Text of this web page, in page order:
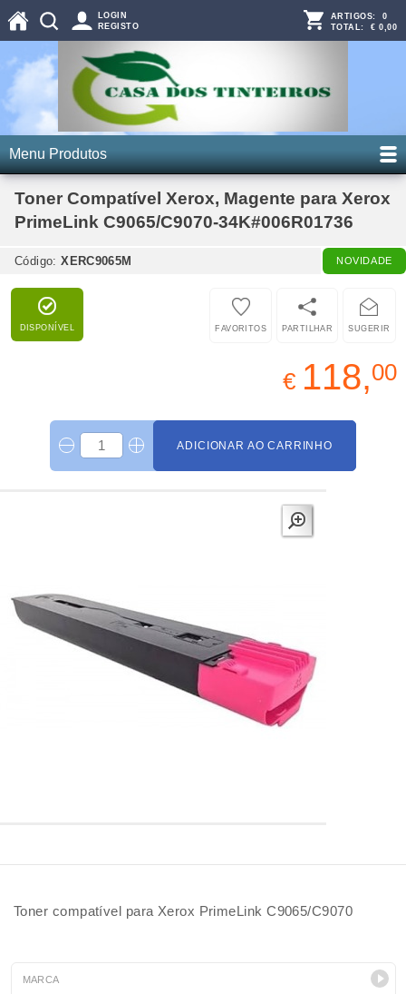
LOGIN
REGISTO
ARTIGOS: 0
TOTAL: € 0,00
Menu Produtos
Toner Compatível Xerox, Magente para Xerox
PrimeLink C9065/C9070-34K#006R01736
Código:XERC9065M NOVIDADE
DISPONÍVEL SUGERIR
PARTILHAR
FAVORITOS
€ 118,00
ADICIONAR AO CARRINHO
Toner compatível para Xerox PrimeLink C9065/C9070
MARCA